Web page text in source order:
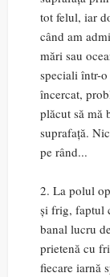
tot felul, iar
când am
mări sau
speciali într-
încercat,
plăcut să mă
suprafață.
pe rând...
2. La polul
și frig, faptul
banal lucru
prietenă cu
fiecare iarnă